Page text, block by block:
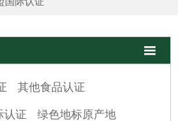

其他食品认证
认证 绿色地标原产地